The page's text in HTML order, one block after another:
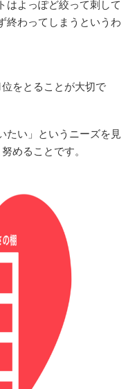
はよっぽど絞って刺して
終わってしまうというわ
をとることが大切で
たい」というニーズを見
めることです。